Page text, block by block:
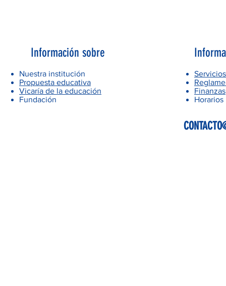
Información sobre
Nuestra institución
Propuesta educativa
Vicaría de la educación
Fundación
Servicios
Finanzas
Horarios